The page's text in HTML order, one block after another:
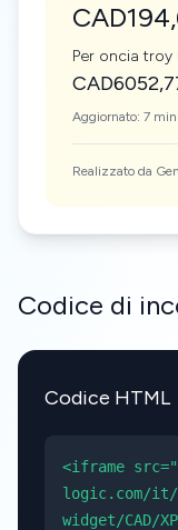
Per oncia troy
Aggiornato: 7
Realizzato da
Codice di
Codice HTML
<iframe
logic.com/
widget/CAD/